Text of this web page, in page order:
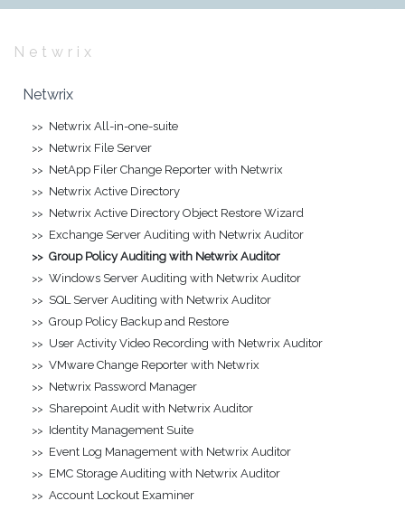
Netwrix
Netwrix
Netwrix All-in-one-suite
Netwrix File Server
NetApp Filer Change Reporter with Netwrix
Netwrix Active Directory
Netwrix Active Directory Object Restore Wizard
Exchange Server Auditing with Netwrix Auditor
Group Policy Auditing with Netwrix Auditor
Windows Server Auditing with Netwrix Auditor
SQL Server Auditing with Netwrix Auditor
Group Policy Backup and Restore
User Activity Video Recording with Netwrix Auditor
VMware Change Reporter with Netwrix
Netwrix Password Manager
Sharepoint Audit with Netwrix Auditor
Identity Management Suite
Event Log Management with Netwrix Auditor
EMC Storage Auditing with Netwrix Auditor
Account Lockout Examiner